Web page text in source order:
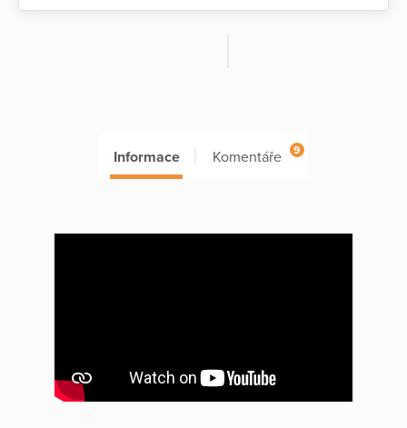
Informace Komentáře 9